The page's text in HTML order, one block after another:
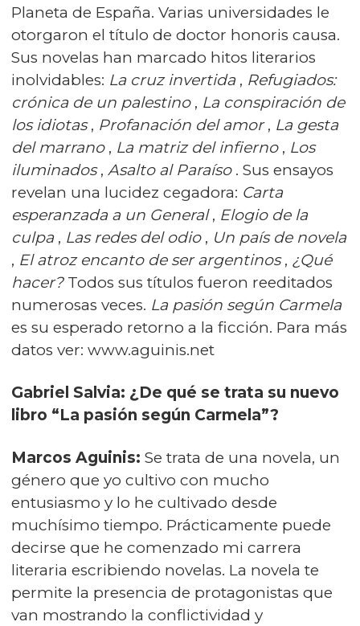
Planeta de España. Varias universidades le
otorgaron el título de doctor honoris causa.
Sus novelas han marcado hitos literarios
inolvidables: La cruz invertida , Refugiados:
crónica de un palestino , La conspiración de
los idiotas, Profanación del amor, La gesta
del marrano , La matriz del infierno , Los
iluminados, Asalto al Paraíso . Sus ensayos
revelan una lucidez cegadora: Carta
esperanzada a un General, Elogio de la
culpa , Las redes del odio , Un país de novela
, El atroz encanto de ser argentinos, ¿Qué
hacer? Todos sus títulos fueron reeditados
numerosas veces. La pasión según Carmela
es su esperado retorno a la ficción. Para más
datos ver: www.aguinis.net
Gabriel Salvia: ¿De qué se trata su nuevo
libro “La pasión según Carmela”?
Marcos Aguinis: Se trata de una novela, un
género que yo cultivo con mucho
entusiasmo y lo he cultivado desde
muchísimo tiempo. Prácticamente puede
decirse que he comenzado mi carrera
literaria escribiendo novelas. La novela te
permite la presencia de protagonistas que
van mostrando la conflictividad y